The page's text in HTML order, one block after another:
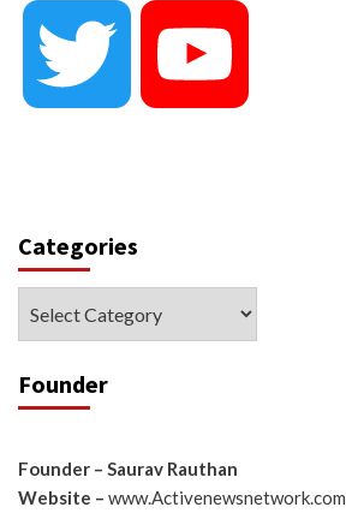
Twitter
Categories
Founder
Founder – Saurav Rauthan
Website – www.Activenewsnetwork.com